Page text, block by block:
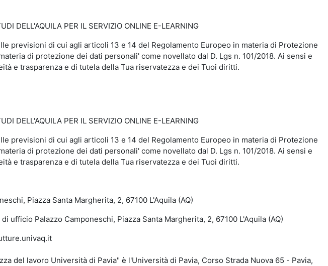
DELL'AQUILA PER IL SERVIZIO ONLINE E-LEARNING
previsioni di cui agli articoli 13 e 14 del Regolamento Europeo in materia di Protezione
di protezione dei dati personali' come novellato dal D. Lgs n. 101/2018. Ai sensi e
e trasparenza e di tutela della Tua riservatezza e dei Tuoi diritti.
DELL'AQUILA PER IL SERVIZIO ONLINE E-LEARNING
previsioni di cui agli articoli 13 e 14 del Regolamento Europeo in materia di Protezione
di protezione dei dati personali' come novellato dal D. Lgs n. 101/2018. Ai sensi e
e trasparenza e di tutela della Tua riservatezza e dei Tuoi diritti.
Piazza Santa Margherita, 2, 67100 L'Aquila (AQ)
ufficio Palazzo Camponeschi, Piazza Santa Margherita, 2, 67100 L'Aquila (AQ)
del lavoro Università di Pavia" è l'Università di Pavia, Corso Strada Nuova 65 - Pavia,